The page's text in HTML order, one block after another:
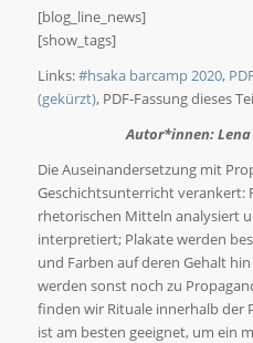
[blog_line_news]
[show_tags]
Links:#hsaka barcamp 2020,
(gekürzt), PDF-Fassung dieses
Autor*innen:
Die Auseinandersetzung mit
Geschichtsunterricht verankert:
rhetorischen Mitteln analysiert
interpretiert; Plakate werden
und Farben auf deren Gehalt
werden sonst noch zu
finden wir Rituale innerhalb der
ist am besten geeignet, um ein